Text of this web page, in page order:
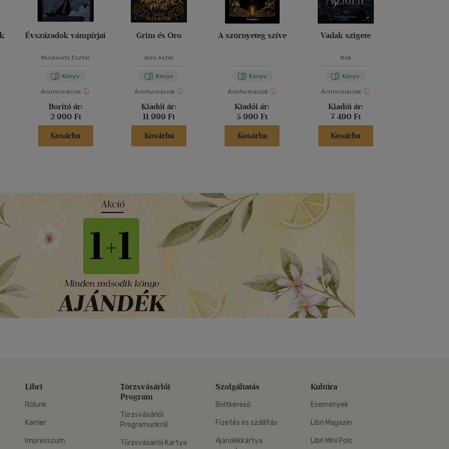
Évszázadok vámpírjai
Muskovits Eszter
Könyv
Árinformációk
Borító ár:
2 990 Ft
Kosárba
Grim és Oro
Alex Aster
Könyv
Árinformációk
Kiadói ár:
11 999 Ft
Kosárba
A szörnyeteg szíve
Könyv
Árinformációk
Kiadói ár:
5 990 Ft
Kosárba
Vadak szigete
Nsb
Könyv
Árinformációk
Kiadói ár:
7 490 Ft
Kosárba
Libri
Rólunk
Karrier
Impresszum
Törzsvásárlói
Program
Törzsvásárlói
Programunkról
Törzsvásárlói Kártya
Szolgáltatás
Boltkereső
Fizetés és szállítás
Ajándékkártya
Kultúra
Események
Libri Magazin
Libri Mini Polc